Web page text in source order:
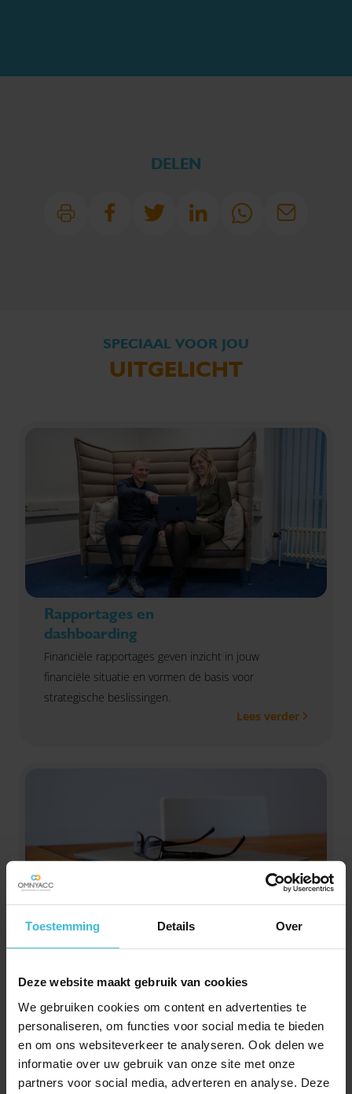
Toestemming Details Over
Deze website maakt gebruik van cookies
We gebruiken cookies om content en advertenties te
personaliseren, om functies voor social media te bieden
en om ons websiteverkeer te analyseren. Ook delen we
informatie over uw gebruik van onze site met onze
partners voor social media, adverteren en analyse. Deze
DELEN
SPECIAAL VOOR JOU
UITGELICHT
Rapportages en
dashboarding
Financiële rapportages geven inzicht in jouw
financiële situatie en vormen de basis voor
strategische beslissingen.
Lees verder
Unit4
Met Unit4 Multivers online heb je jouw financiën altijd
Lees verder